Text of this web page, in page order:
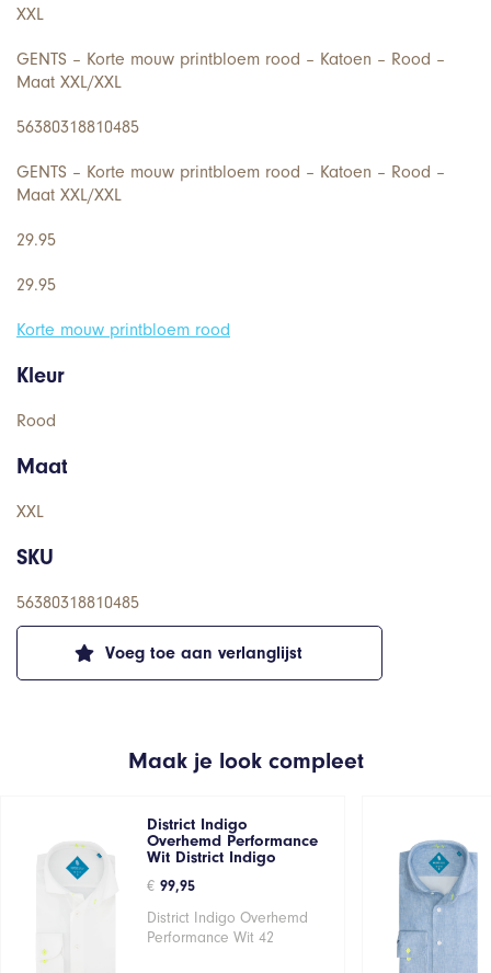
Voeg toe aan verlanglijst
XXL
GENTS – Korte mouw printbloem rood – Katoen – Rood –
Maat XXL/XXL
56380318810485
GENTS – Korte mouw printbloem rood – Katoen – Rood –
Maat XXL/XXL
29.95
29.95
Korte mouw printbloem rood
Kleur
Rood
Maat
XXL
SKU
56380318810485
Maak je look compleet
District Indigo
Overhemd Performance
Wit District Indigo
€ 99,95
District Indigo Overhemd
Performance Wit 42